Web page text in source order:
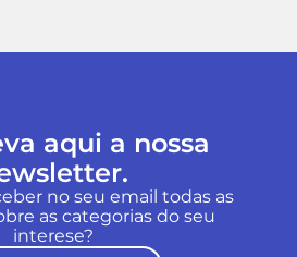
aqui a nossa
no seu email todas as
as categorias do seu
interese?